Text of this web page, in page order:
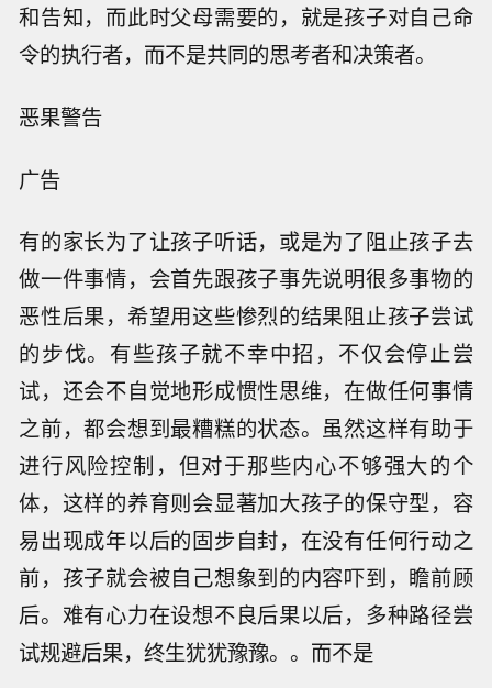
和告知，而此时父母需要的，就是孩子对自己命
令的执行者，而不是共同的思考者和决策者。
恶果警告
广告
有的家长为了让孩子听话，或是为了阻止孩子去
做一件事情，会首先跟孩子事先说明很多事物的
恶性后果，希望用这些惨烈的结果阻止孩子尝试
的步伐。有些孩子就不幸中招，不仅会停止尝
试，还会不自觉地形成惯性思维，在做任何事情
之前，都会想到最糟糕的状态。虽然这样有助于
进行风险控制，但对于那些内心不够强大的个
体，这样的养育则会显著加大孩子的保守型，容
易出现成年以后的固步自封，在没有任何行动之
前，孩子就会被自己想象到的内容吓到，瞻前顾
后。难有心力在设想不良后果以后，多种路径尝
试规避后果，终生犹犹豫豫。。而不是